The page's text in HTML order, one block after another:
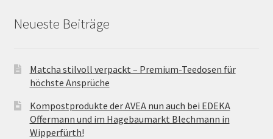
Neueste Beiträge
Matcha stilvoll verpackt – Premium-Teedosen für
höchste Ansprüche
Kompostprodukte der AVEA nun auch bei EDEKA
Offermann und im Hagebaumarkt Blechmann in
Wipperfürth!